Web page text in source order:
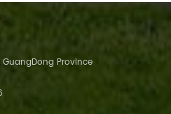
Province